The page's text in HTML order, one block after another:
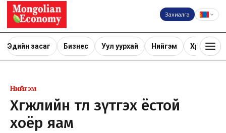
Захиалга
Эдийн засаг Бизнес Уул уурхай Нийгэм Хөрөнгө
Нийгэм
Хөгжлийн төлөө зүтгэх ёстой
хоёр яам